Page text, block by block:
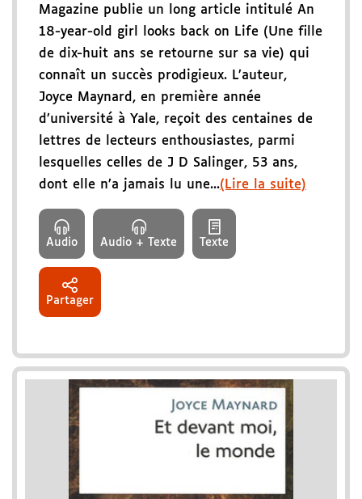
Magazine publie un long article intitulé An
18-year-old girl looks back on Life (Une fille
de dix-huit ans se retourne sur sa vie) qui
connaît un succès prodigieux. L’auteur,
Joyce Maynard, en première année
d’université à Yale, reçoit des centaines de
lettres de lecteurs enthousiastes, parmi
lesquelles celles de J D Salinger, 53 ans,
dont elle n’a jamais lu une...(Lire la suite)
Audio Audio + Texte Texte
Partager